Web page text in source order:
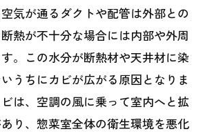
気が通るダクトや配管は外部との
熱が不十分な場合には内部や外周
。この水分が断熱材や天井材に染
うちにカビが広がる原因となりま
は、空調の風に乗って室内へと拡
り、惣菜室全体の衛生環境を悪化